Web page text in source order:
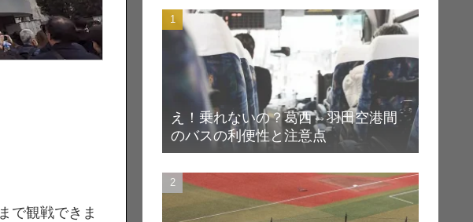
で観戦できま
え！乗れないの？葛西⇔羽田空港間
のバスの利便性と注意点